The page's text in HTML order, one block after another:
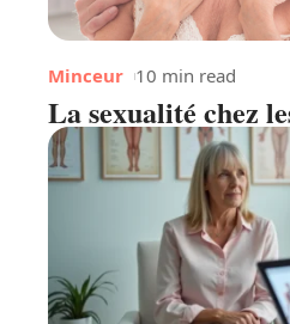
Minceur 10 min read
La sexualité chez